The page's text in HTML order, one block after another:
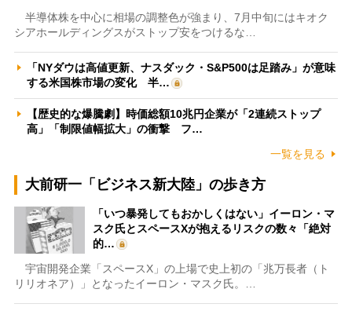
半導体株を中心に相場の調整色が強まり、7月中旬にはキオク
シアホールディングスがストップ安をつけるな…
「NYダウは高値更新、ナスダック・S&P500は足踏み」が意味
する米国株市場の変化 半…
【歴史的な爆騰劇】時価総額10兆円企業が「2連続ストップ
高」「制限値幅拡大」の衝撃 フ…
一覧を見る
大前研一「ビジネス新大陸」の歩き方
「いつ暴発してもおかしくはない」イーロン・マ
スク氏とスペースXが抱えるリスクの数々「絶対
的…
宇宙開発企業「スペースX」の上場で史上初の「兆万長者（ト
リリオネア）」となったイーロン・マスク氏。…